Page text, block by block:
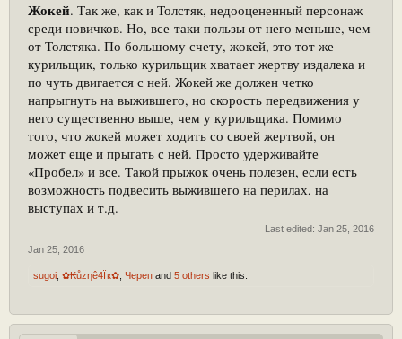
Жокей. Так же, как и Толстяк, недооцененный персонаж
среди новичков. Но, все-таки пользы от него меньше, чем
от Толстяка. По большому счету, жокей, это тот же
курильщик, только курильщик хватает жертву издалека и
по чуть двигается с ней. Жокей же должен четко
напрыгнуть на выжившего, но скорость передвижения у
него существенно выше, чем у курильщика. Помимо
того, что жокей может ходить со своей жертвой, он
может еще и прыгать с ней. Просто удерживайте
«Пробел» и все. Такой прыжок очень полезен, если есть
возможность подвесить выжившего на перилах, на
выступах и т.д.
Last edited: Jan 25, 2016
Jan 25, 2016
sugoi ✿₭ůzηê4Ïҡ✿ Череп and 5 others like this.